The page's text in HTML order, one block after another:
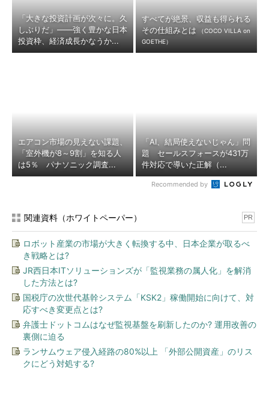
「大きな投資計画が次々に。久
しぶりだ」――強く豊かな日本
投資枠、経済成長かなうか...
すべてが絶景、収益も得られる
その仕組みとは
（COCO VILLA on
GOETHE）
エアコン市場の見えない課題、
「室外機が8～9割」を知る人
は5％ パナソニック調査...
「AI、結局使えないじゃん」問
題 セールスフォースが431万
件対応で導いた正解（...
Recommended by
関連資料（ホワイトペーパー） PR
ロボット産業の市場が大きく転換する中、日本企業が取るべ
き戦略とは?
JR西日本ITソリューションズが「監視業務の属人化」を解消
した方法とは?
国税庁の次世代基幹システム「KSK2」稼働開始に向けて、対
応すべき変更点とは?
弁護士ドットコムはなぜ監視基盤を刷新したのか? 運用改善の
裏側に迫る
ランサムウェア侵入経路の80%以上 「外部公開資産」のリス
クにどう対処する?